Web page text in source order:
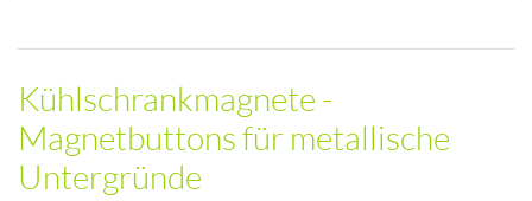
Kühlschrankmagnete -
Magnetbuttons für metallische
Untergründe